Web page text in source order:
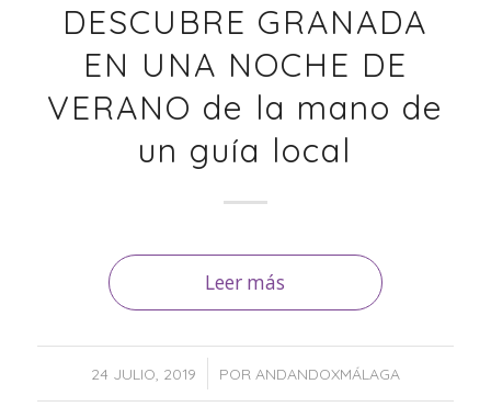
DESCUBRE GRANADA
EN UNA NOCHE DE
VERANO de la mano de
un guía local
Leer más
24 JULIO, 2019
/ POR ANDANDOXMÁLAGA